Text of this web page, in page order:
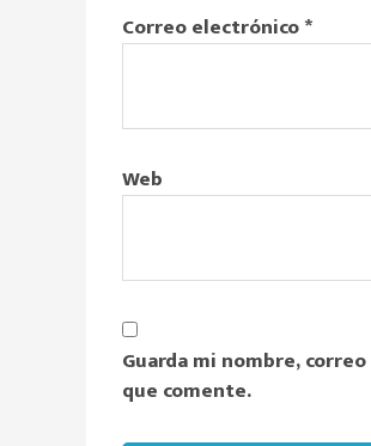
Correo electrónico*
Web
Guarda mi nombre,
que comente.